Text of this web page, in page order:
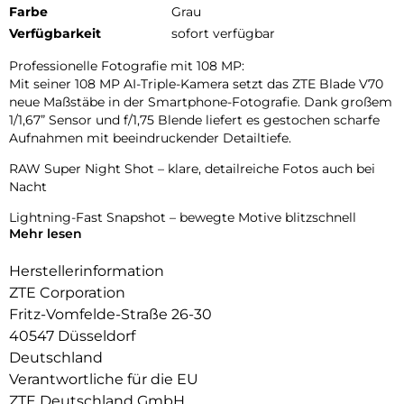
Farbe
Grau
Verfügbarkeit
sofort verfügbar
Professionelle Fotografie mit 108 MP:
Mit seiner 108 MP AI-Triple-Kamera setzt das ZTE Blade V70
neue Maßstäbe in der Smartphone-Fotografie. Dank großem
1/1,67” Sensor und f/1,75 Blende liefert es gestochen scharfe
Aufnahmen mit beeindruckender Detailtiefe.
RAW Super Night Shot – klare, detailreiche Fotos auch bei
Nacht
Lightning-Fast Snapshot – bewegte Motive blitzschnell
einfangen
AI Magic Photos – smarte Funktionen wie Magic Editor,
Magic Eraser, Portrait Light oder Magic Lens (OCR) bringen
Kreativität und Ordnung in deine Fotogalerie
16 MP Frontkamera – für natürliche, ausdrucksstarke Selfies
Großes, helles Display:
Das 6,7 Zoll HD+ Display mit 91 % Screen-to-Body Ratio
sorgt für ein fast randloses, immersives Erlebnis.
Mehr lesen
Herstellerinformation
ZTE Corporation
Fritz-Vomfelde-Straße 26-30
40547 Düsseldorf
Deutschland
Verantwortliche für die EU